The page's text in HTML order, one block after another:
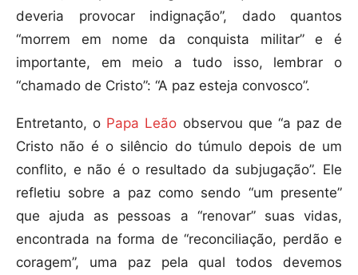
deveria provocar indignação”, dado quantos
“morrem em nome da conquista militar” e é
importante, em meio a tudo isso, lembrar o
“chamado de Cristo”: “A paz esteja convosco”.
Entretanto, o Papa Leão observou que “a paz de
Cristo não é o silêncio do túmulo depois de um
conflito, e não é o resultado da subjugação”. Ele
refletiu sobre a paz como sendo “um presente”
que ajuda as pessoas a “renovar” suas vidas,
encontrada na forma de “reconciliação, perdão e
coragem”, uma paz pela qual todos devemos